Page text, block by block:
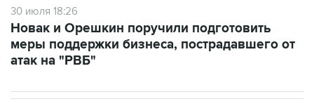
30 июля 18:26
Новак и Орешкин поручили подготовить
меры поддержки бизнеса, пострадавшего от
атак на "РВБ"